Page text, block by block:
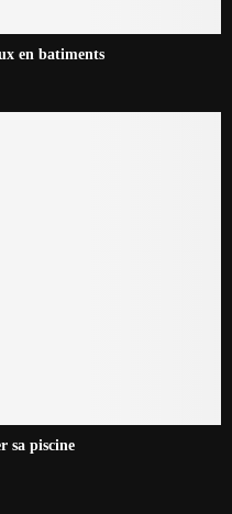
en batiments
sa piscine